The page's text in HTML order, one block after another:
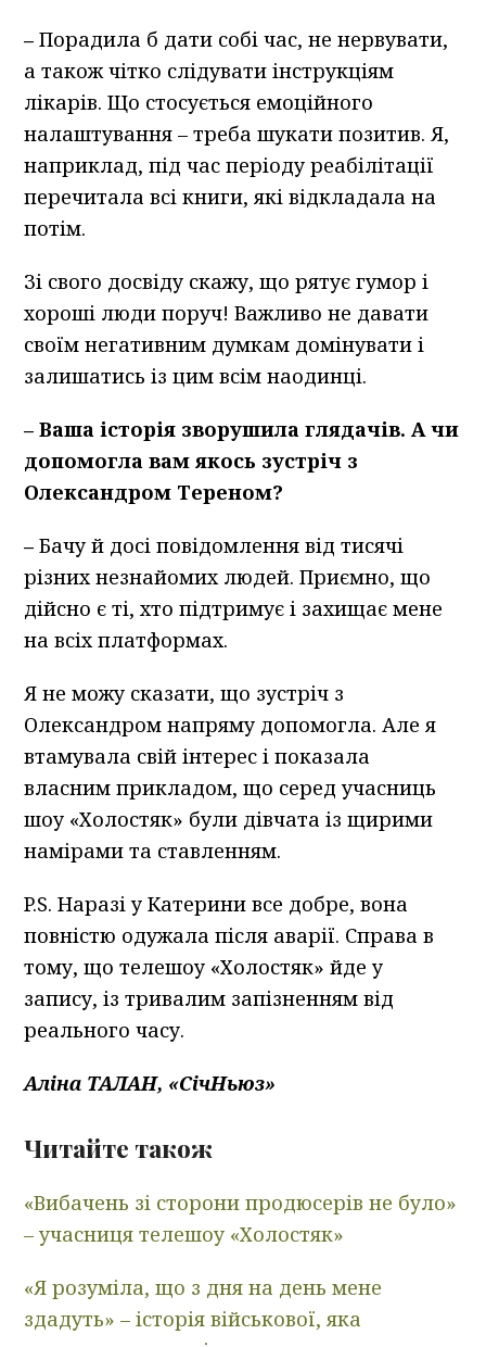
– Порадила б дати собі час, не нервувати,
а також чітко слідувати інструкціям
лікарів. Що стосується емоційного
налаштування – треба шукати позитив. Я,
наприклад, під час періоду реабілітації
перечитала всі книги, які відкладала на
потім.
Зі свого досвіду скажу, що рятує гумор і
хороші люди поруч! Важливо не давати
своїм негативним думкам домінувати і
залишатись із цим всім наодинці.
– Ваша історія зворушила глядачів. А чи
допомогла вам якось зустріч з
Олександром Тереном?
– Бачу й досі повідомлення від тисячі
різних незнайомих людей. Приємно, що
дійсно є ті, хто підтримує і захищає мене
на всіх платформах.
Я не можу сказати, що зустріч з
Олександром напряму допомогла. Але я
втамувала свій інтерес і показала
власним прикладом, що серед учасниць
шоу «Холостяк» були дівчата із щирими
намірами та ставленням.
P.S. Наразі у Катерини все добре, вона
повністю одужала після аварії. Справа в
тому, що телешоу «Холостяк» йде у
запису, із тривалим запізненням від
реального часу.
Аліна ТАЛАН, «СічНьюз»
Читайте також
«Вибачень зі сторони продюсерів не було»
– учасниця телешоу «Холостяк»
«Я розуміла, що з дня на день мене
здадуть» – історія військової, яка